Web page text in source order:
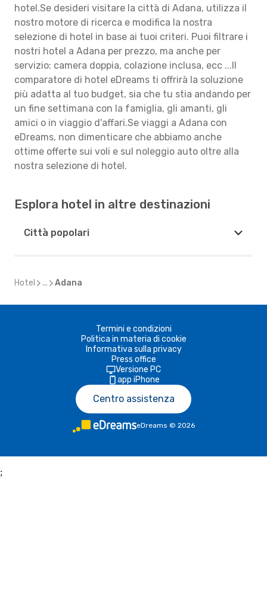
hotel.Se desideri visitare la città di Adana, utilizza il
nostro motore di ricerca e modifica la nostra
selezione di hotel in base ai tuoi criteri. Puoi filtrare i
nostri hotel a Adana per prezzo, ma anche per
servizio: camera doppia, colazione inclusa, ecc ...Il
comparatore di hotel eDreams ti offrirà la soluzione
più adatta al tuo budget, sia che tu stia andando per
un fine settimana con la famiglia, gli amanti, gli
amici o in viaggio d'affari.Se viaggi a Adana con
eDreams, non dimenticare che abbiamo anche
ottime offerte sui voli e sul noleggio auto oltre alla
nostra selezione di hotel.
Esplora hotel in altre destinazioni
Città popolari
Hotel ... Adana
Termini e condizioni
Politica in materia di cookie
Informativa sulla privacy
Press office
Versione PC
app iPhone
Centro assistenza
eDreams © 2026
;